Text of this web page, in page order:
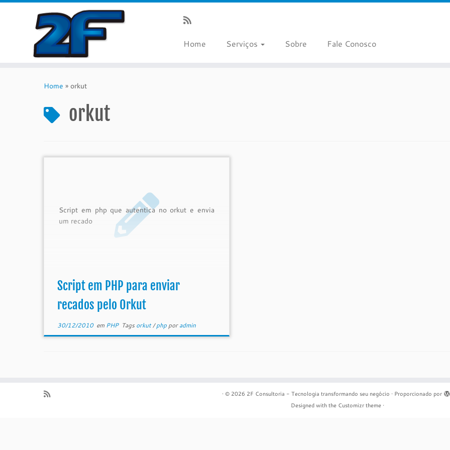
Home Serviços Sobre Fale Conosco
Home » orkut
orkut
Script em php que autentica no orkut e envia
um recado
Script em PHP para enviar
recados pelo Orkut
30/12/2010em PHP Tags orkut/php poradmin
· © 2026 2F Consultoria - Tecnologia transformando seu negócio · Proporcionado por
Designed with the Customizr theme ·